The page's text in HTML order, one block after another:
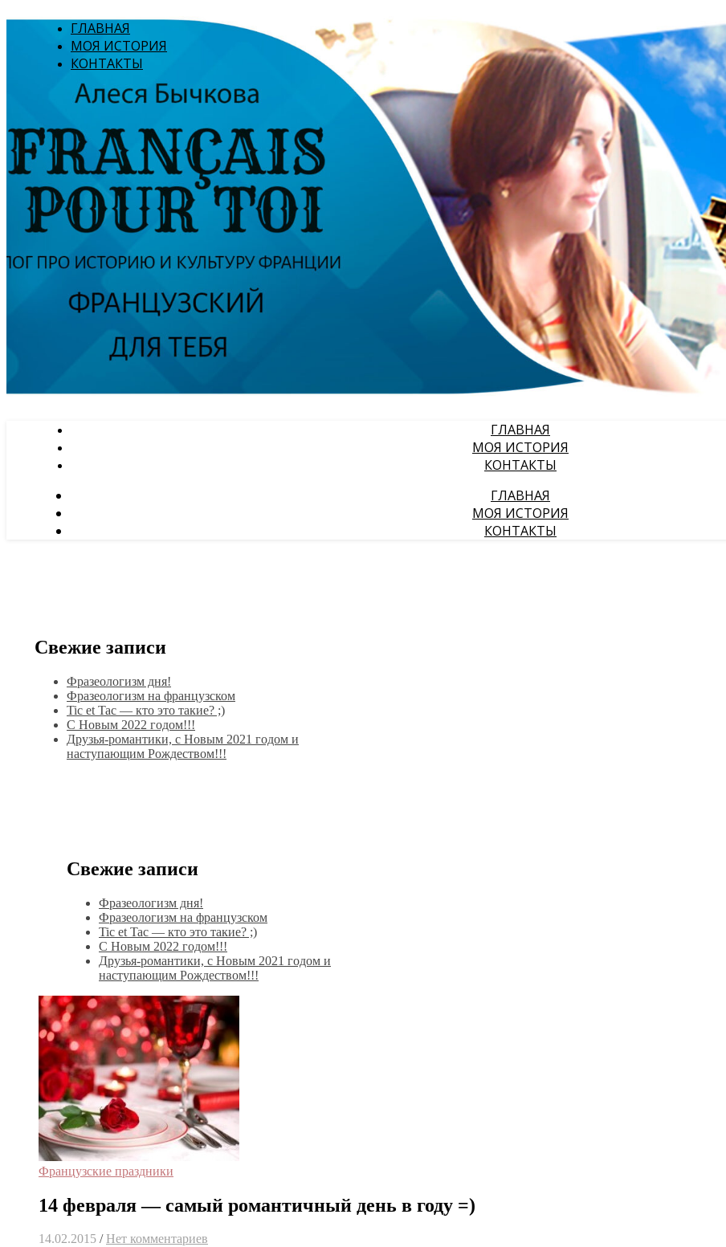
ГЛАВНАЯ
МОЯ ИСТОРИЯ
КОНТАКТЫ
ГЛАВНАЯ
МОЯ ИСТОРИЯ
КОНТАКТЫ
ГЛАВНАЯ
МОЯ ИСТОРИЯ
КОНТАКТЫ
Свежие записи
Фразеологизм дня!
Фразеологизм на французском
Tic et Tac — кто это такие? ;)
С Новым 2022 годом!!!
Друзья-романтики, с Новым 2021 годом и
наступающим Рождеством!!!
Свежие записи
Фразеологизм дня!
Фразеологизм на французском
Tic et Tac — кто это такие? ;)
С Новым 2022 годом!!!
Друзья-романтики, с Новым 2021 годом и
наступающим Рождеством!!!
Французские праздники
14 февраля — самый романтичный день в году =)
14.02.2015 / Нет комментариев